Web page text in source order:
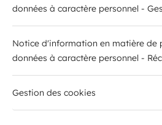
données à caractère personnel -
Notice d'information en matière de
données à caractère personnel -
Gestion des cookies